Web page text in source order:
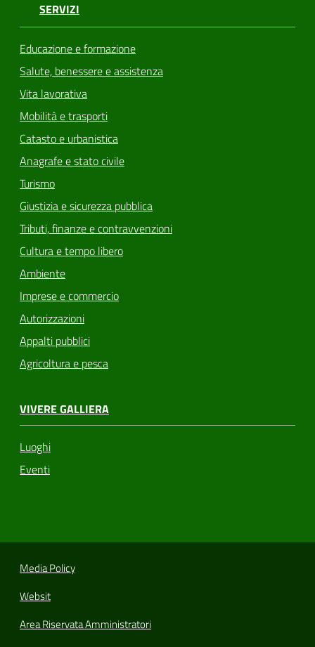
SERVIZI
Educazione e formazione
Salute, benessere e assistenza
Vita lavorativa
Mobilità e trasporti
Catasto e urbanistica
Anagrafe e stato civile
Turismo
Giustizia e sicurezza pubblica
Tributi, finanze e contravvenzioni
Cultura e tempo libero
Ambiente
Imprese e commercio
Autorizzazioni
Appalti pubblici
Agricoltura e pesca
VIVERE GALLIERA
Luoghi
Eventi
Media Policy
Websit
Area Riservata Amministratori